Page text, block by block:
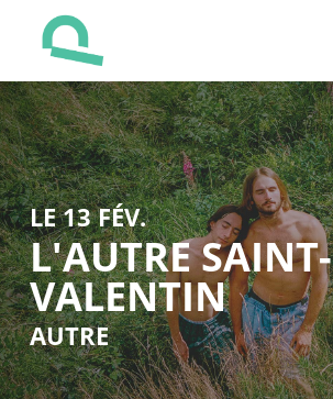
content
LE 13 FÉV.
L'AUTRE SAINT-
VALENTIN
AUTRE